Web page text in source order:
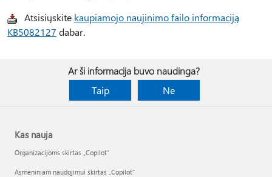
Atsisiųskite kaupiamojo naujinimo failo informaciją
KB5082127 dabar.
Ar ši informacija buvo naudinga?
Taip
Ne
Kas nauja
Organizacijoms skirtas „Copilot“
Asmeniniam naudojimui skirtas „Copilot“